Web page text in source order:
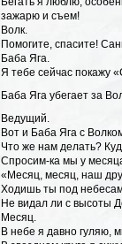
зажарю и съем!
Волк.
Помогите, спасите!
Баба Яга.
Я тебе сейчас покажу
Баба Яга убегает за
Ведущий.
Вот и Баба Яга с
Что же нам делать?
Спросим-ка мы у
«Месяц, месяц, наш
Ходишь ты под
Не видал ли с высоты
Месяц.
В небе я давно гуляю,